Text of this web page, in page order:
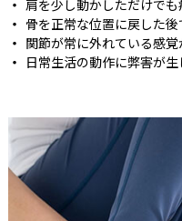
肩を少し動かしただけでも
骨を正常な位置に戻した
関節が常に外れている感覚
日常生活の動作に弊害が生